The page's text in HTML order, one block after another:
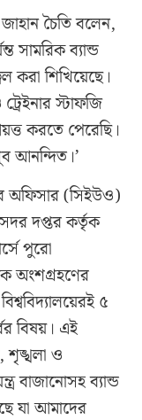
চৈতি বলেন,
সামরিক ব্যান্ড
করা শিখিয়েছে।
স্টাফজি
করতে পেরেছি।
আনন্দিত।’
অফিসার (সিইউও)
দপ্তর কর্তৃক
পুরো
অংশগ্রহণের
৫
বিষয়। এই
শৃঙ্খলা ও
বাজানোসহ ব্যান্ড
যা আমাদের